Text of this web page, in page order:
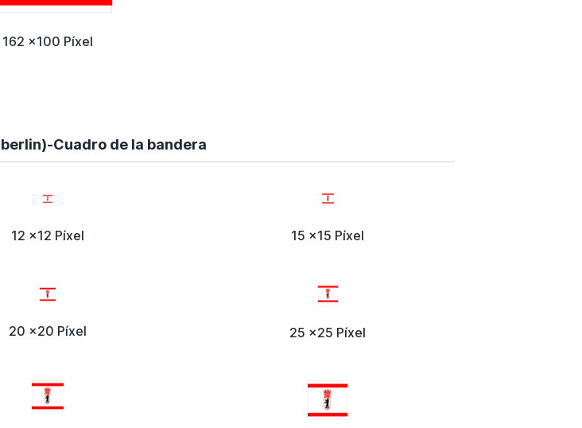
162 x100 Píxel
Cuadro de la bandera
12 x12 Píxel 15 x15 Píxel
20 x20 Píxel 25 x25 Píxel